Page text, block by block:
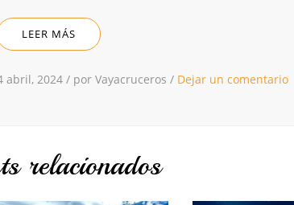
LEER MÁS
abril, 2024 / por Vayacruceros / Dejar un comentario
relacionados